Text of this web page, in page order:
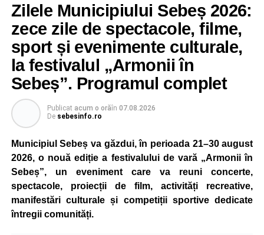
Zilele Municipiului Sebeș 2026:
zece zile de spectacole, filme,
sport și evenimente culturale,
la festivalul „Armonii în
Sebeș”. Programul complet
Publicat acum o orăîn 07.08.2026
De sebesinfo.ro
Municipiul Sebeș va găzdui, în perioada 21–30 august
2026, o nouă ediție a festivalului de vară „Armonii în
Sebeș”, un eveniment care va reuni concerte,
spectacole, proiecții de film, activități recreative,
manifestări culturale și competiții sportive dedicate
întregii comunități.